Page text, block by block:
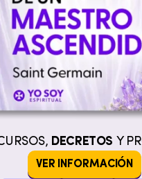
DECRETOS Y
VER INFORMACIÓN